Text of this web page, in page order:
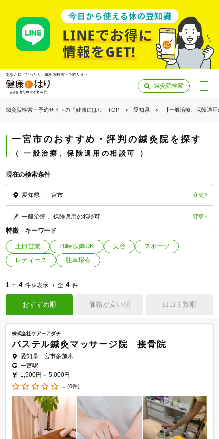
あなたに「ぴったり」鍼灸院検索・予約サイト
鍼灸院検索
鍼灸院検索・予約サイトの「健康にはり」TOP 愛知県 【一般治療、保険適
一宮市のおすすめ・評判の鍼灸院を探す
一般治療、保険適用の相談可
現在の検索条件
愛知県 一宮市 変更
一般治療 保険適用の相談可 変更
特徴・キーワード
土日営業 20時以降OK 美容
スポーツ
レディース
駐車場有
1 ~ 4 件を表示 全 4 件
おすすめ順 価格が安い順 口コミ数順
株式会社ケアーアダチ
パステル鍼灸マッサージ院 接骨院
愛知県一宮市多加木
一宮駅
1,500円～ 5,000円
- (0件)
「健康にはりを見た」